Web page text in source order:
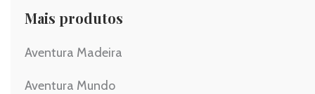
Mais produtos
Aventura Madeira
Aventura Mundo